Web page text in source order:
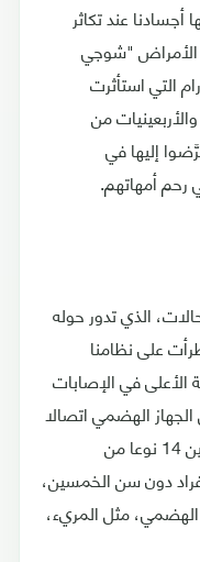
أجسادنا عند تكاثر
الأمراض "شوجي
التي استأثرت
من
إليها في
رحم أمهاتهم.
الذي تدور حوله
على نظامنا
الأعلى في الإصابات
الهضمي اتصالا
مباشرا مع الطعام الذي نتناوله. ومن بين 14 نوعا من
دون سن الخمسين،
الهضمي، مثل المريء،